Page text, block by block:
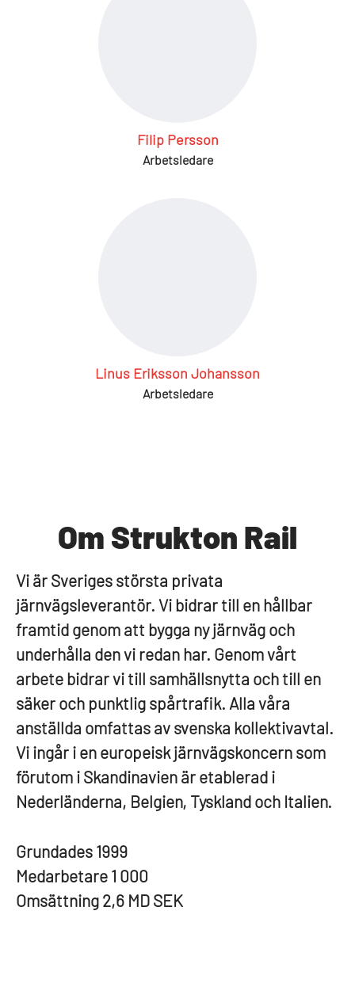
Filip Persson
Arbetsledare
Linus Eriksson Johansson
Arbetsledare
Om Strukton Rail
Vi är Sveriges största privata
järnvägsleverantör. Vi bidrar till en hållbar
framtid genom att bygga ny järnväg och
underhålla den vi redan har. Genom vårt
arbete bidrar vi till samhällsnytta och till en
säker och punktlig spårtrafik. Alla våra
anställda omfattas av svenska kollektivavtal.
Vi ingår i en europeisk järnvägskoncern som
förutom i Skandinavien är etablerad i
Nederländerna, Belgien, Tyskland och Italien.
Grundades 1999
Medarbetare 1 000
Omsättning 2,6 MD SEK